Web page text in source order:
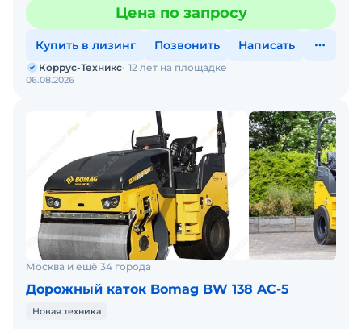
IVC; Плотномер и указатель температуры асфальта; Рабоче
Цена по запросу
Купить в лизинг Позвонить Написать
06.08.2026
Коррус-Техникс 12 лет на площадке
Москва и ещё 34 города
Дорожный каток Bomag BW 138 AC-5
Новая техника